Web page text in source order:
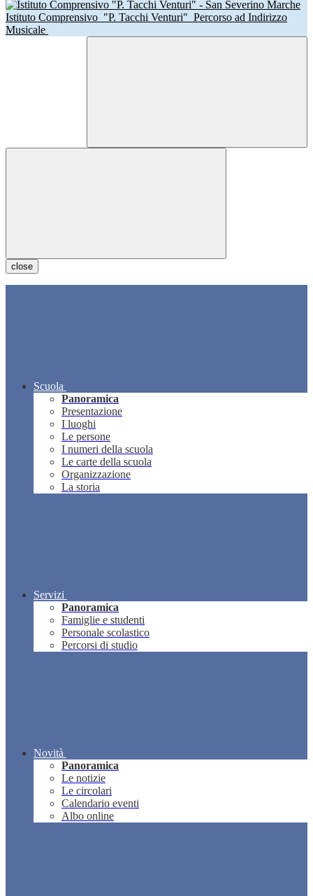
Istituto Comprensivo "P. Tacchi Venturi" Percorso ad Indirizzo
Musicale
close
Scuola
Panoramica
Presentazione
I luoghi
Le persone
I numeri della scuola
Le carte della scuola
Organizzazione
La storia
Servizi
Panoramica
Famiglie e studenti
Personale scolastico
Percorsi di studio
Novità
Panoramica
Le notizie
Le circolari
Calendario eventi
Albo online